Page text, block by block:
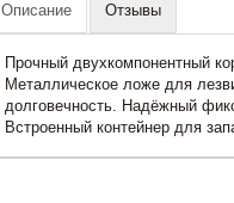
Описание Отзывы
Прочный двухкомпонентный
Металлическое ложе для
долговечность. Надёжный
Встроенный контейнер для